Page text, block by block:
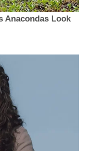
Anacondas Look